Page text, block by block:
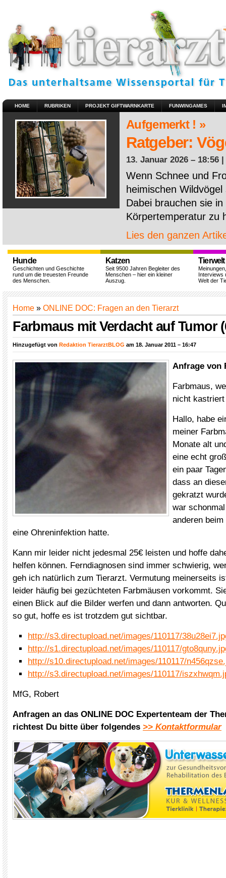
HOME RUBRIKEN PROJEKT GIFTWARNKARTE FUNWINGAMES
Aufgemerkt ! »
Ratgeber:
13. Januar 2026 – 18:56 |
Wenn Schnee und
heimischen
Dabei brauchen sie
Körpertemperatur zu
Lies den ganzen
Hunde
Geschichten und Geschichte
rund um die treuesten Freunde
des Menschen.
Katzen
Seit 9500 Jahren Begleiter des
Menschen – hier ein kleiner
Auszug.
Tierwelt
Interviews
Welt der
Home » ONLINE DOC: Fragen an den Tierarzt
Farbmaus mit Verdacht auf Tumor
Hinzugefügt von Redaktion TierarztBLOG am 18. Januar 2011 – 16:47
Anfrage von
Farbmaus,
nicht kastriert
Hallo, habe
meiner
Monate alt
eine echt
ein paar
dass an
gekratzt
war
anderen
eine Ohreninfektion hatte.
Kann mir leider nicht jedesmal 25€ leisten und hoffe
helfen können. Ferndiagnosen sind immer schwierig,
geh ich natürlich zum Tierarzt. Vermutung meinerseits
leider häufig bei gezüchteten Farbmäusen vorkommt.
einen Blick auf die Bilder werfen und dann antworten.
so gut, hoffe es ist trotzdem gut sichtbar.
http://s3.directupload.net/images/110117/
http://s1.directupload.net/images/110117/
http://s10.directupload.net/images/110117/
http://s3.directupload.net/images/110117/
MfG, Robert
Anfragen an das ONLINE DOC Expertenteam der
richtest Du bitte über folgendes >> Kontaktformular